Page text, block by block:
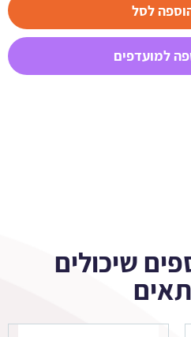
לסל
למועדפים
שיכולים